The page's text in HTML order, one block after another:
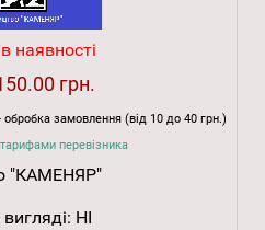
наявності
грн.
замовлення (від 10 до 40 грн.)
перевізника
"КАМЕНЯР"
НІ